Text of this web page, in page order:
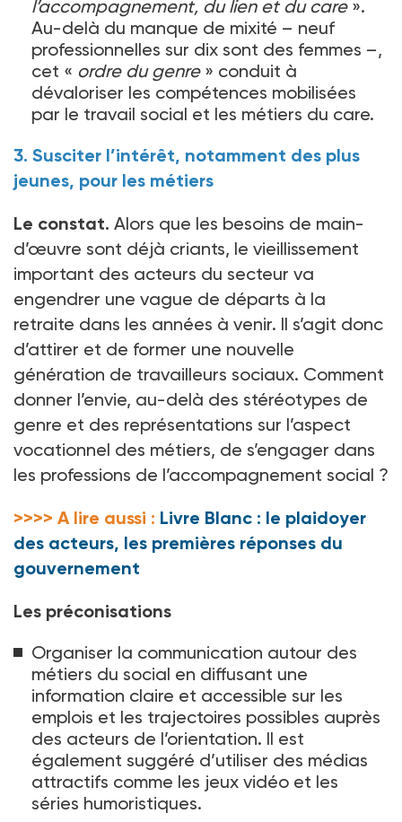
l’accompagnement, du lien et du care ».
Au-delà du manque de mixité – neuf
professionnelles sur dix sont des femmes –,
cet « ordre du genre » conduit à
dévaloriser les compétences mobilisées
par le travail social et les métiers du care.
3. Susciter l’intérêt, notamment des plus
jeunes, pour les métiers
Le constat. Alors que les besoins de main-
d’œuvre sont déjà criants, le vieillissement
important des acteurs du secteur va
engendrer une vague de départs à la
retraite dans les années à venir. Il s’agit donc
d’attirer et de former une nouvelle
génération de travailleurs sociaux. Comment
donner l’envie, au-delà des stéréotypes de
genre et des représentations sur l’aspect
vocationnel des métiers, de s’engager dans
les professions de l’accompagnement social ?
>>>> A lire aussi : Livre Blanc : le plaidoyer
des acteurs, les premières réponses du
gouvernement
Les préconisations
Organiser la communication autour des
métiers du social en diffusant une
information claire et accessible sur les
emplois et les trajectoires possibles auprès
des acteurs de l’orientation. Il est
également suggéré d’utiliser des médias
attractifs comme les jeux vidéo et les
séries humoristiques.